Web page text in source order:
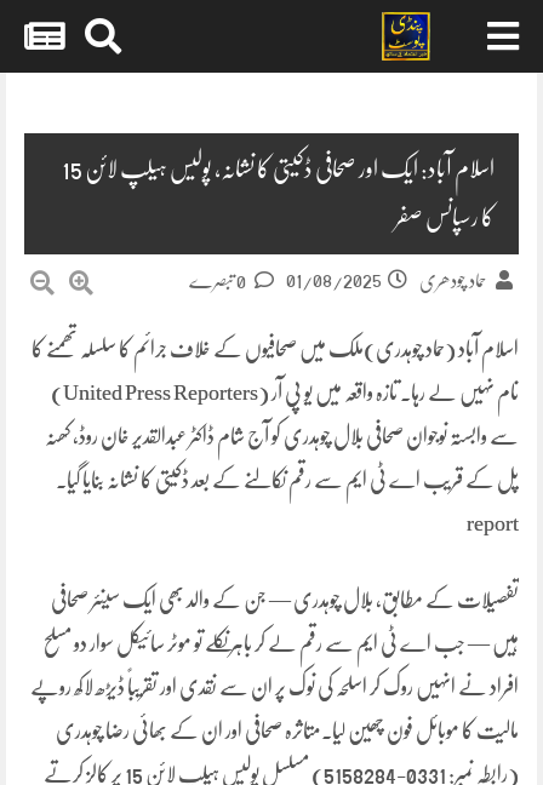
اسلام آباد: ایک اور صحافی ڈکیتی کا نشانہ، پولیس ہیلپ لائن 15
کا رسپانس صفر
حماد چودھری 01/08/2025
اسلام آباد (حماد چوہدری)ملک میں صحافیوں کے خلاف جرائم کا سلسلہ تھمنے کا
نام نہیں لے رہا۔ تازہ واقعہ میں یو پی آر (United Press Reporters)
سے وابستہ نوجوان صحافی بلال چوہدری کو آج شام ڈاکٹر عبدالقدیر خان روڈ، کھنہ
پل کے قریب اے ٹی ایم سے رقم نکالنے کے بعد ڈکیتی کا نشانہ بنایا گیا۔
report
تفصیلات کے مطابق، بلال چوہدری — جن کے والد بھی ایک سینئر صحافی
ہیں — جب اے ٹی ایم سے رقم لے کر باہر نکلے تو موٹر سائیکل سوار دو مسلح
افراد نے انہیں روک کر اسلحہ کی نوک پر ان سے نقدی اور تقریباً ڈیڑھ لاکھ روپے
مالیت کا موبائل فون چھین لیا۔متاثرہ صحافی اور ان کے بھائی رضا چوہدری
(رابطہ نمبر: 0331-5158284) مسلسل پولیس ہیلپ لائن 15 پر کالز کرتے